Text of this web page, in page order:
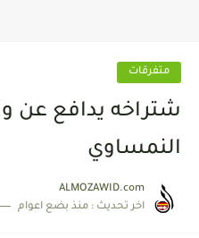
متفرقات
شتراخه يدافع عن
النمساوي
ALMOZAWID.com
اخر تحديث : منذ بضع اعوام